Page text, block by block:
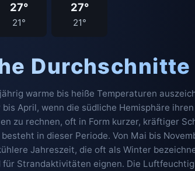
27°
21°
27°
21°
Durchschnitte
warme bis heiße Temperaturen
April, wenn die südliche Hemisphäre ihren
zu rechnen, oft in Form kurzer, kräftiger
in dieser Periode. Von Mai bis
Jahreszeit, die oft als Winter
Strandaktivitäten eignen. Die